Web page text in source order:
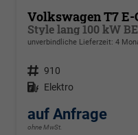
Volkswagen T7
unverbindliche Lieferzeit: 4
Fahrzeugnr. 910
Kraftstoff Elektro
auf Anfrage
ohne MwSt.